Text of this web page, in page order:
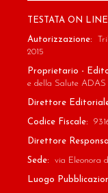
TESTATA ON
Autorizzazione:
2015
Proprietario -
e della Salute ADAS
Direttore
Codice Fiscale:
Direttore
Sede: via Eleonora
Luogo